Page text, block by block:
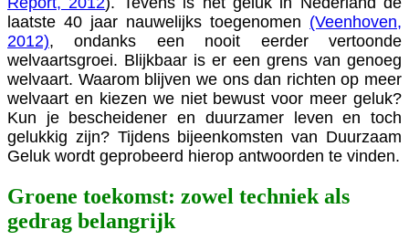
laatste 40 jaar nauwelijks toegenomen (Veenhoven,
2012), ondanks een nooit eerder vertoonde
welvaartsgroei. Blijkbaar is er een grens van genoeg
welvaart. Waarom blijven we ons dan richten op meer
welvaart en kiezen we niet bewust voor meer geluk?
Kun je bescheidener en duurzamer leven en toch
gelukkig zijn? Tijdens bijeenkomsten van Duurzaam
Geluk wordt geprobeerd hierop antwoorden te vinden.
Groene toekomst: zowel techniek als
gedrag belangrijk